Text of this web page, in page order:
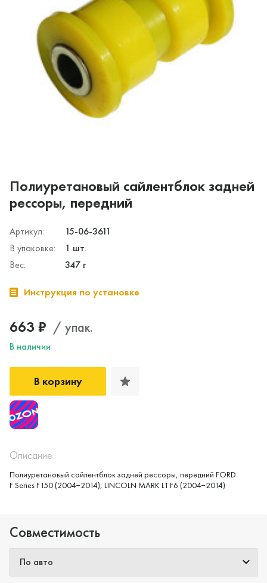
Полиуретановый сайлентблок задней
рессоры, передний
Артикул:
15-06-3611
В упаковке:
1 шт.
Вес:
347 г
Инструкция по установке
663 ₽ / упак.
В наличии
В корзину
Описание
Полиуретановый сайлентблок задней рессоры, передний FORD
F Series F150 (2004−2014); LINCOLN MARK LT F6 (2004−2014)
Совместимость